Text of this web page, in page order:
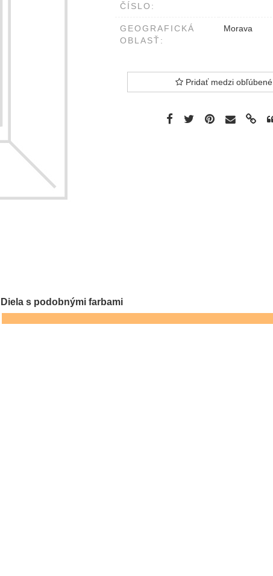
ČÍSLO:
GEOGRAFICKÁ
OBLASŤ:
Morava
Pridať medzi obľúbené
Diela s podobnými farbami